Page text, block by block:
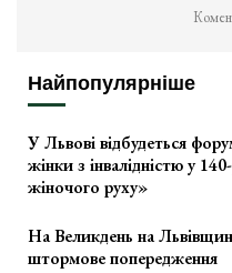
Найпопулярніше
У Львові відбудеться
жінки з інвалідністю у 140-
жіночого руху»
На Великдень на
штормове попередження